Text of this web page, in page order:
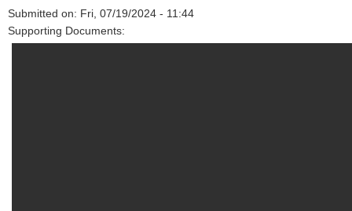
Submitted on: Fri, 07/19/2024 - 11:44
Supporting Documents: